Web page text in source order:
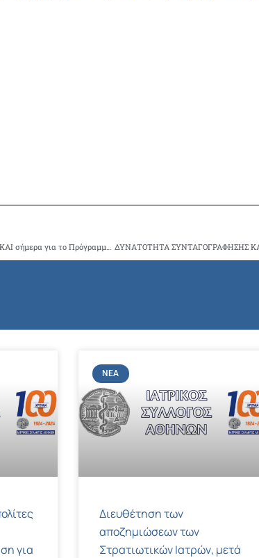
Στον Αγ.Θωμα Αμπελοκήπων το Ιατρείο Κοινωνικής Αποστολής και ο ΣΚΑΙ σήμερα για το Πρόγραμμα Υγείας της 3ης ηλικίας
για
ΝΈΑ
Διευθέτηση των
αποζημιώσεων των
Στρατιωτικών Ιατρών, μετά